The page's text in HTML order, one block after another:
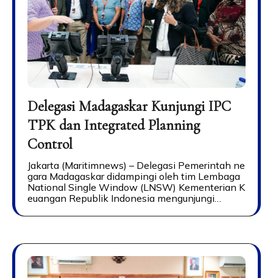
Delegasi Madagaskar Kunjungi IPC
TPK dan Integrated Planning
Control
Jakarta (Maritimnews) – Delegasi Pemerintah ne
gara Madagaskar didampingi oleh tim Lembaga
National Single Window (LNSW) Kementerian K
euangan Republik Indonesia mengunjungi…